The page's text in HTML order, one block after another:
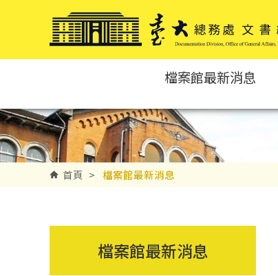
跳到主要內容區塊
檔案館最新消息
首頁 > 檔案館最新消息
檔案館最新消息